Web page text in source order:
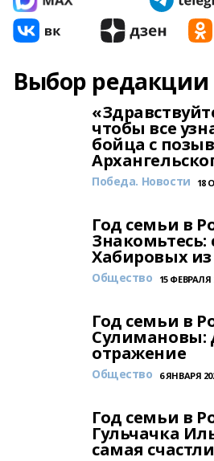
Выбор редакции
чтобы все
бойца с
Победа. Новости 18
Год семьи в
Знакомьтесь:
Хабировых из
Общество 15 ФЕВРАЛЯ
Год семьи в
Сулимановы:
отражение
Общество 6 ЯНВАРЯ
Год семьи в
Гульчачка
самая